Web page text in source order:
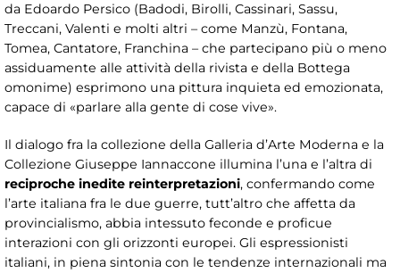
da Edoardo Persico (Badodi, Birolli, Cassinari, Sassu,
Treccani, Valenti e molti altri – come Manzù, Fontana,
Tomea, Cantatore, Franchina – che partecipano più o meno
assiduamente alle attività della rivista e della Bottega
omonime) esprimono una pittura inquieta ed emozionata,
capace di «parlare alla gente di cose vive».
Il dialogo fra la collezione della Galleria d’Arte Moderna e la
Collezione Giuseppe Iannaccone illumina l’una e l’altra di
reciproche inedite reinterpretazioni, confermando come
l’arte italiana fra le due guerre, tutt’altro che affetta da
provincialismo, abbia intessuto feconde e proficue
interazioni con gli orizzonti europei. Gli espressionisti
italiani, in piena sintonia con le tendenze internazionali ma